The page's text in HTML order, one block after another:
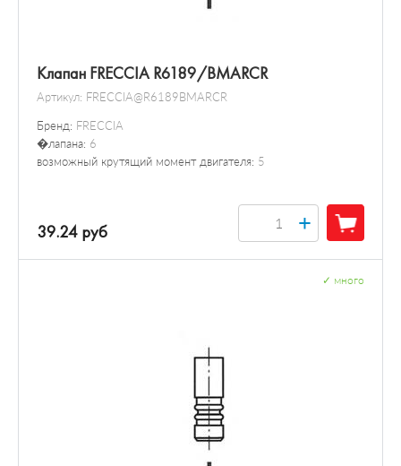
Клапан FRECCIA R6189/BMARCR
Артикул: FRECCIA@R6189BMARCR
Бренд: FRECCIA
�лапана: 6
возможный крутящий момент двигателя: 5
39.24 руб +
много